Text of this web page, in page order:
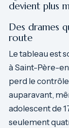
devient plus
Des drames
route
Le tableau est
à Saint-Père-
perd le
auparavant,
adolescent de
seulement